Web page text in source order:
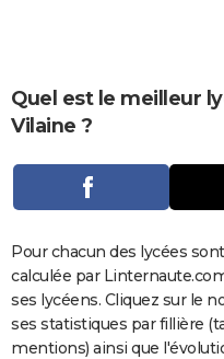
Carte de Noël
Carte Bonne année
Carte Saint-Valentin
Carte Pâques
Carte d'anniversaire
DICTIONNAIRE
Dictionnaire
Biographies
Citations
Expressions
Proverbes
PROGRAMME TV
S'inscrire
Se connecter
Lycées
Collèges
Primaires
Universités
Entreprises
Service militaire
Avis de recherche
AVIS DE DÉCÈS
FORUM
Bricolage
Lifestyle
Culture
Sport
Auto
Television
Voyage
Cinema
Quel est le meilleur
Vilaine ?
Pour chacun des lycées
calculée par
ses lycéens. Cliquez sur le
ses statistiques par fillière
mentions) ainsi que